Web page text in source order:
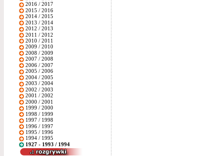
2016 / 2017
2015 / 2016
2014 / 2015
2013 / 2014
2012 / 2013
2011 / 2012
2010 / 2011
2009 / 2010
2008 / 2009
2007 / 2008
2006 / 2007
2005 / 2006
2004 / 2005
2003 / 2004
2002 / 2003
2001 / 2002
2000 / 2001
1999 / 2000
1998 / 1999
1997 / 1998
1996 / 1997
1995 / 1996
1994 / 1995
1927 - 1993 / 1994